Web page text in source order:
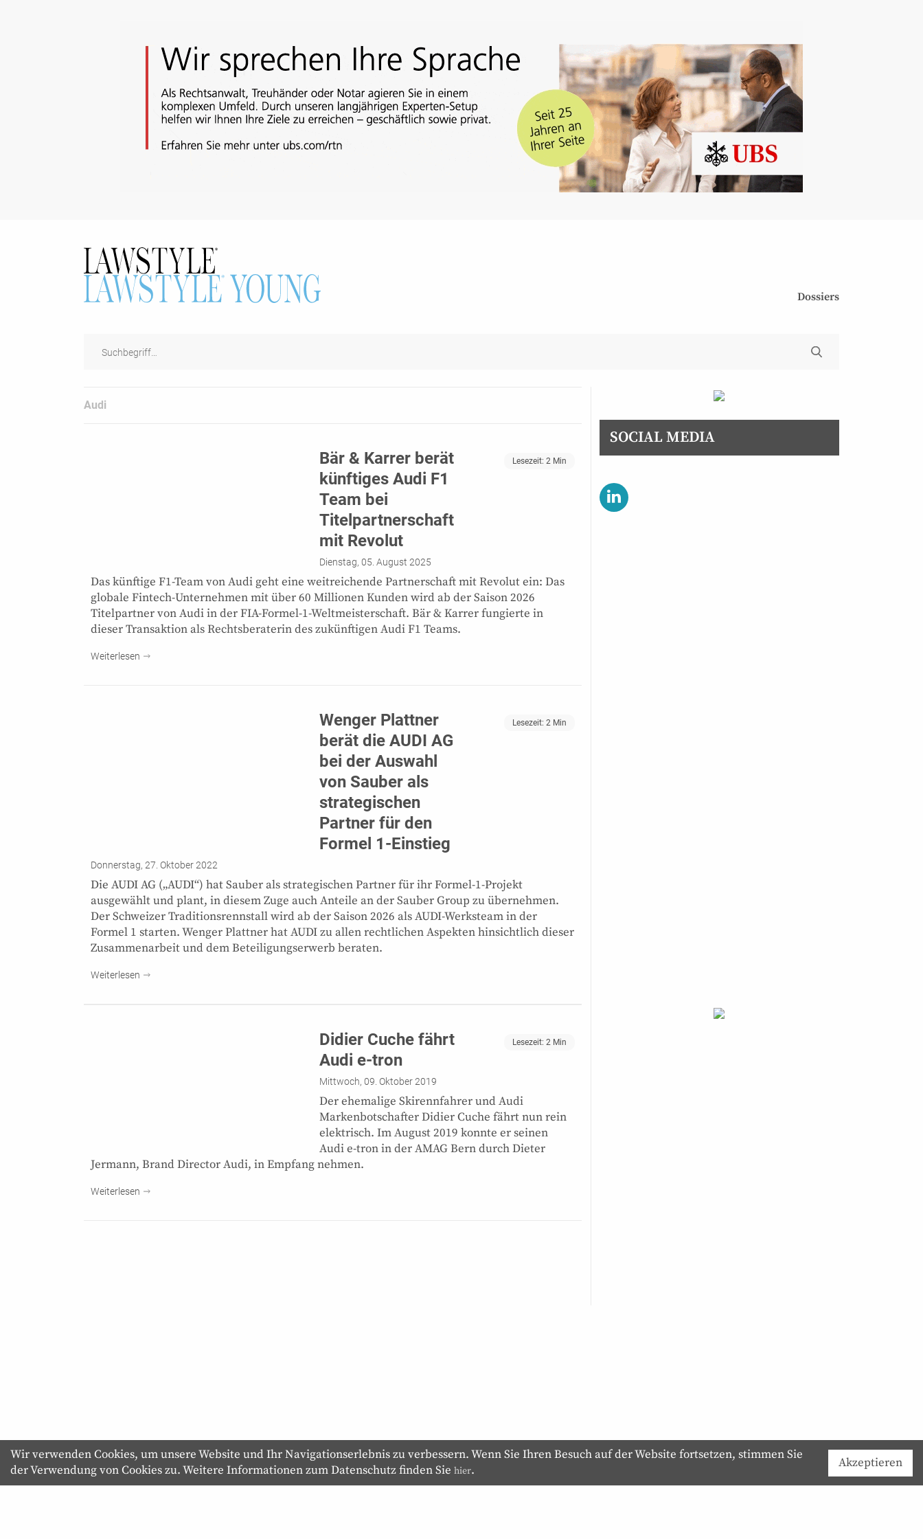
Dossiers
Audi
Bär & Karrer berät
künftiges Audi F1
Team bei
Titelpartnerschaft
mit Revolut
Lesezeit: 2 Min
Dienstag, 05. August 2025
Das künftige F1-Team von Audi geht eine weitreichende Partnerschaft mit Revolut ein: Das
globale Fintech-Unternehmen mit über 60 Millionen Kunden wird ab der Saison 2026
Titelpartner von Audi in der FIA-Formel-1-Weltmeisterschaft. Bär & Karrer fungierte in
dieser Transaktion als Rechtsberaterin des zukünftigen Audi F1 Teams.
Weiterlesen
Wenger Plattner
berät die AUDI AG
bei der Auswahl
von Sauber als
strategischen
Partner für den
Formel 1-Einstieg
Lesezeit: 2 Min
Donnerstag, 27. Oktober 2022
Die AUDI AG („AUDI“) hat Sauber als strategischen Partner für ihr Formel-1-Projekt
ausgewählt und plant, in diesem Zuge auch Anteile an der Sauber Group zu übernehmen.
Der Schweizer Traditionsrennstall wird ab der Saison 2026 als AUDI-Werksteam in der
Formel 1 starten. Wenger Plattner hat AUDI zu allen rechtlichen Aspekten hinsichtlich dieser
Zusammenarbeit und dem Beteiligungserwerb beraten.
Weiterlesen
SOCIAL MEDIA
Didier Cuche fährt
Audi e-tron
Lesezeit: 2 Min
Mittwoch, 09. Oktober 2019
Der ehemalige Skirennfahrer und Audi
Markenbotschafter Didier Cuche fährt nun rein
elektrisch. Im August 2019 konnte er seinen
Audi e-tron in der AMAG Bern durch Dieter
Jermann, Brand Director Audi, in Empfang nehmen.
Weiterlesen
Wir verwenden Cookies, um unsere Website und Ihr Navigationserlebnis zu verbessern. Wenn Sie Ihren Besuch auf der Website fortsetzen, stimmen Sie
der Verwendung von Cookies zu. Weitere Informationen zum Datenschutz finden Sie hier.
Akzeptieren